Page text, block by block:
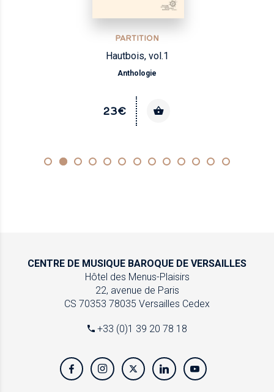
PARTITION
Hautbois, vol.1
Anthologie
23€
CENTRE DE MUSIQUE BAROQUE DE VERSAILLES
Hôtel des Menus-Plaisirs
22, avenue de Paris
CS 70353 78035 Versailles Cedex
+33 (0)1 39 20 78 18